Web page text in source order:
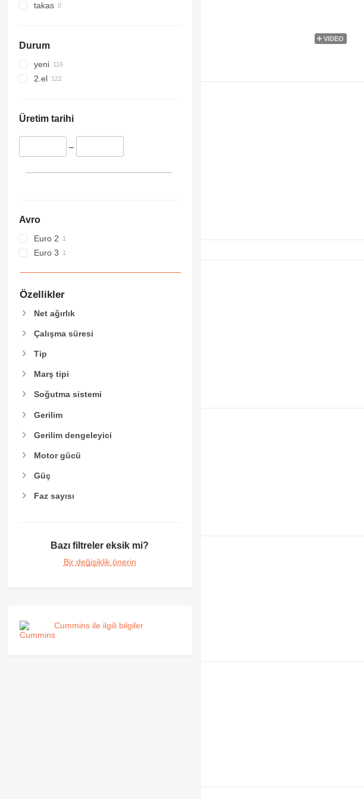
takas
Durum
yeni
2.el
Üretim tarihi
–
Avro
Euro 2
Euro 3
Özellikler
Net ağırlık
Çalışma süresi
Tip
Marş tipi
Soğutma sistemi
Gerilim
Gerilim dengeleyici
Motor gücü
Güç
Faz sayısı
Bazı filtreler eksik mi?
Bir değişiklik önerin
Cummins ile ilgili bilgiler
VIDEO